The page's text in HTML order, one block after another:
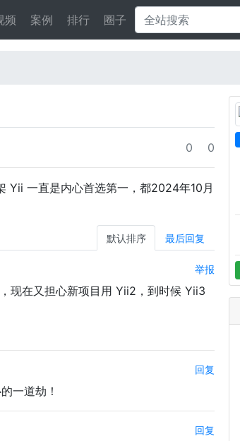
频 案例 排行 圈子
0 0
Yii 一直是内心首选第一，都2024年10月
默认排序 最后回复
举报
现在又担心新项目用 Yii2，到时候 Yii3
回复
一道劫！
回复